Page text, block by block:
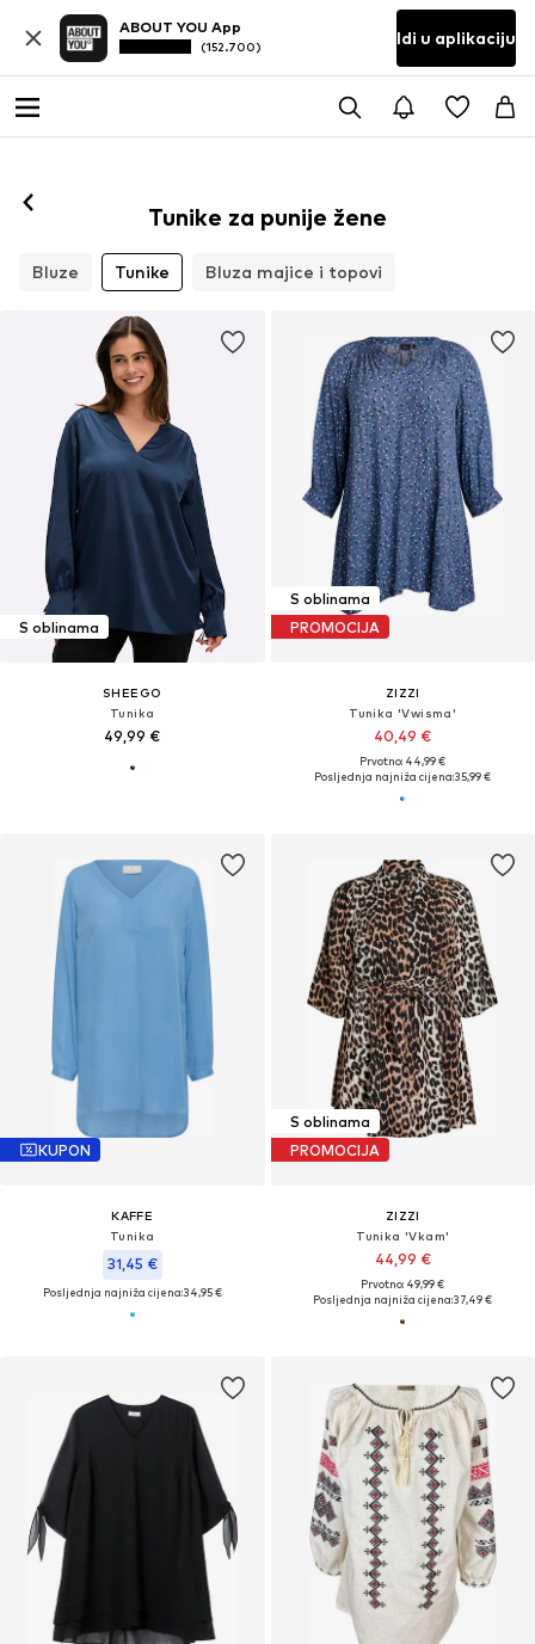
ABOUT YOU App
(152.700) Idi u aplikaciju
Tunike za punije žene
Bluze Tunike Bluza majice i topovi
S oblinama
SHEEGO
Tunika
49,99 €
S oblinama
PROMOCIJA
ZIZZI
Tunika 'Vwisma'
40,49 €
Prvotno: 44,99 €
Posljednja najniža cijena:35,99 €
KUPON
KAFFE
Tunika
31,45 €
Posljednja najniža cijena:34,95 €
S oblinama
PROMOCIJA
ZIZZI
Tunika 'Vkam'
44,99 €
Prvotno: 49,99 €
Posljednja najniža cijena:37,49 €